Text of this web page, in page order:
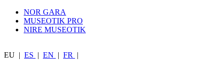
NOR GARA
MUSEOTIK PRO
NIRE MUSEOTIK
EU | ES | EN | FR |